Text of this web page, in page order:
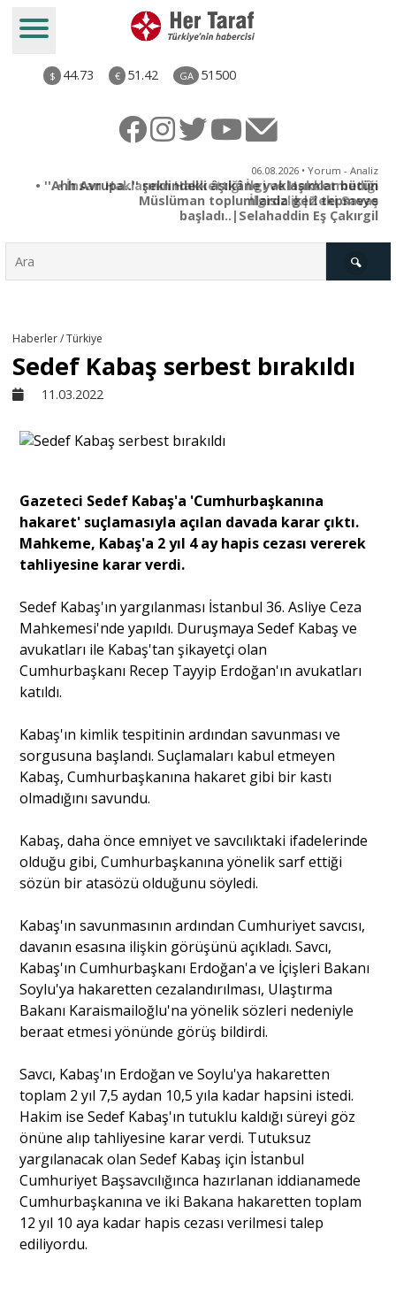
$ 44.73 € 51.42 GA 51500
06.08.2026 • Yorum - Analiz
• İnsan Haklarının Hakkettiği İlgi ve Hakketmediği
İlgisizlik|Zeki Savaş
Sivil Toplum
Kültür - Sanat
Ekonomi
Dünya
Yorum - Analiz
Söyleşi
Yazı Dizisi
Portre
Eğitim
Ankara Analiz
Sağlık
Haberler / Türkiye
Sedef Kabaş serbest bırakıldı
11.03.2022
Gazeteci Sedef Kabaş'a 'Cumhurbaşkanına
hakaret' suçlamasıyla açılan davada karar çıktı.
Mahkeme, Kabaş'a 2 yıl 4 ay hapis cezası vererek
tahliyesine karar verdi.
Sedef Kabaş'ın yargılanması İstanbul 36. Asliye Ceza
Mahkemesi'nde yapıldı. Duruşmaya Sedef Kabaş ve
avukatları ile Kabaş'tan şikayetçi olan
Cumhurbaşkanı Recep Tayyip Erdoğan'ın avukatları
katıldı.
Kabaş'ın kimlik tespitinin ardından savunması ve
sorgusuna başlandı. Suçlamaları kabul etmeyen
Kabaş, Cumhurbaşkanına hakaret gibi bir kastı
olmadığını savundu.
Kabaş, daha önce emniyet ve savcılıktaki ifadelerinde
olduğu gibi, Cumhurbaşkanına yönelik sarf ettiği
sözün bir atasözü olduğunu söyledi.
Kabaş'ın savunmasının ardından Cumhuriyet savcısı,
davanın esasına ilişkin görüşünü açıkladı. Savcı,
Kabaş'ın Cumhurbaşkanı Erdoğan'a ve İçişleri Bakanı
Soylu'ya hakaretten cezalandırılması, Ulaştırma
Bakanı Karaismailoğlu'na yönelik sözleri nedeniyle
beraat etmesi yönünde görüş bildirdi.
Savcı, Kabaş'ın Erdoğan ve Soylu'ya hakaretten
toplam 2 yıl 7,5 aydan 10,5 yıla kadar hapsini istedi.
Hakim ise Sedef Kabaş'ın tutuklu kaldığı süreyi göz
önüne alıp tahliyesine karar verdi. Tutuksuz
yargılanacak olan Sedef Kabaş için İstanbul
Cumhuriyet Başsavcılığınca hazırlanan iddianamede
Cumhurbaşkanına ve iki Bakana hakaretten toplam
12 yıl 10 aya kadar hapis cezası verilmesi talep
ediliyordu.